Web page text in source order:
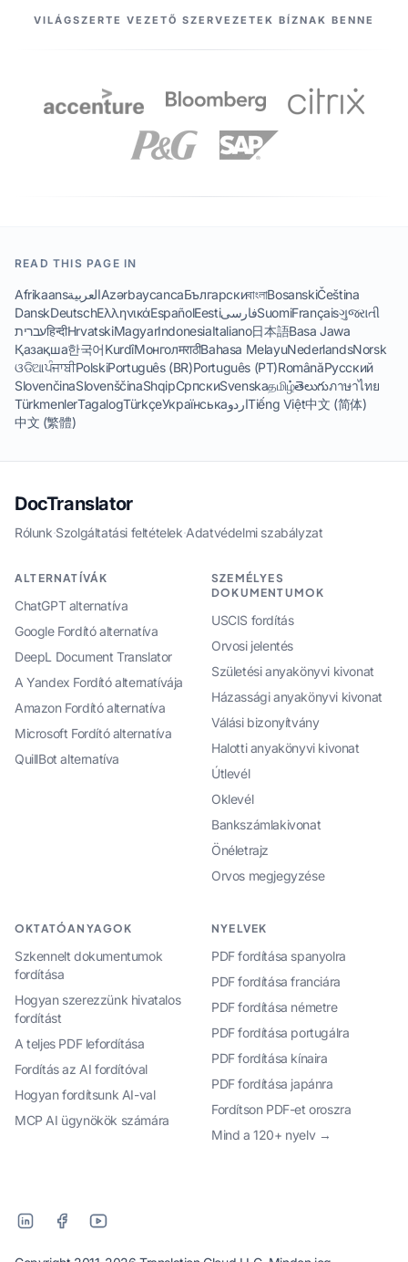
PARTNEREINK
VILÁGSZERTE VEZETŐ SZERVEZETEK BÍZNAK BENNE
READ THIS PAGE IN
AfrikaansالعربيةAzərbaycancaБългарскиবাংলাBosanskiČeština
DanskDeutschΕλληνικάEspañolEestiفارسیSuomiFrançaisગુજરાતી
עבריתहिन्दीHrvatskiMagyarIndonesiaItaliano日本語Basa Jawa
Қазақша한국어KurdîМонголमराठीBahasa MelayuNederlandsNorsk
ଓଡିଆਪੰਜਾਬੀPolskiPortuguês (BR)Português (PT)RomânăРусский
SlovenčinaSlovenščinaShqipСрпскиSvenskaதமிழ்తెలుగుภาษาไทย
TürkmenlerTagalogTürkçeУкраїнськаاردوTiếng Việt中文 (简体)
中文 (繁體)
DocTranslator
Rólunk·Szolgáltatási feltételek·Adatvédelmi szabályzat
ALTERNATÍVÁK
ChatGPT alternatíva
Google Fordító alternatíva
DeepL Document Translator
A Yandex Fordító alternatívája
Amazon Fordító alternatíva
Microsoft Fordító alternatíva
QuillBot alternatíva
SZEMÉLYES
DOKUMENTUMOK
USCIS fordítás
Orvosi jelentés
Születési anyakönyvi kivonat
Házassági anyakönyvi kivonat
Válási bizonyítvány
Halotti anyakönyvi kivonat
Útlevél
Oklevél
Bankszámlakivonat
Önéletrajz
Orvos megjegyzése
OKTATÓANYAGOK
Szkennelt dokumentumok
fordítása
Hogyan szerezzünk hivatalos
fordítást
A teljes PDF lefordítása
Fordítás az AI fordítóval
Hogyan fordítsunk AI-val
MCP AI ügynökök számára
NYELVEK
PDF fordítása spanyolra
PDF fordítása franciára
PDF fordítása németre
PDF fordítása portugálra
PDF fordítása kínaira
PDF fordítása japánra
Fordítson PDF-et oroszra
Mind a 120+ nyelv →